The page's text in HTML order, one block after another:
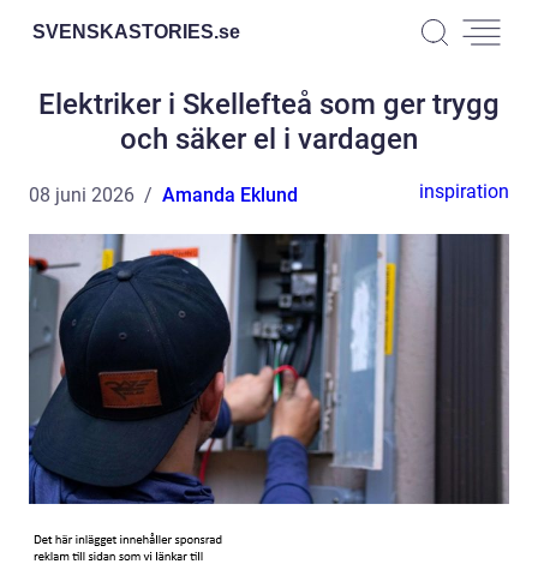
SVENSKASTORIES.se
Elektriker i Skellefteå som ger trygg
och säker el i vardagen
08 juni 2026 Amanda Eklund inspiration